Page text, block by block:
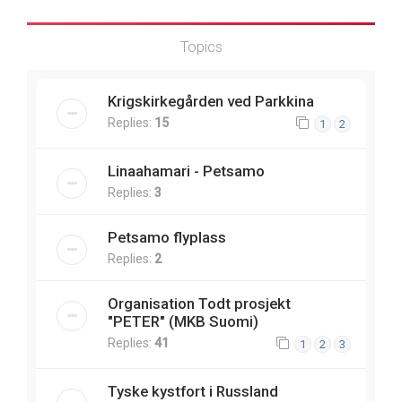
Topics
Krigskirkegården ved Parkkina
Replies: 15 1 2
Linaahamari - Petsamo
Replies: 3
Petsamo flyplass
Replies: 2
Organisation Todt prosjekt
"PETER" (MKB Suomi)
Replies: 41 1 2 3
Tyske kystfort i Russland